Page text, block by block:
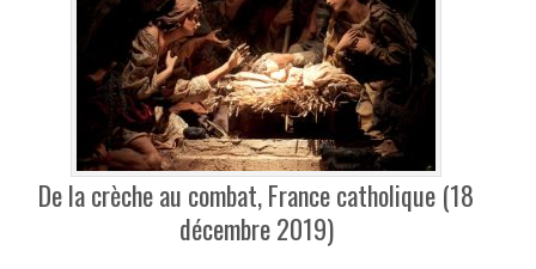
De la crèche au combat, France catholique (18
décembre 2019)